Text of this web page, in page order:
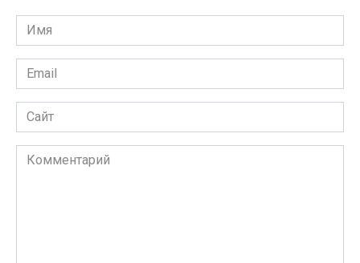
Имя
Email
Сайт
Комментарий